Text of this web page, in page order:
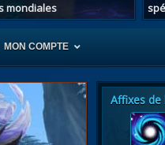
mondiales
Les montures
MON COMPTE
Affixes de